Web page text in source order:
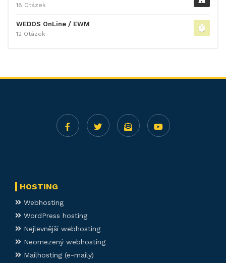
18 Otázek
WEDOS OnLine / EWM
12 Otázek
HOSTING
Webhosting
WordPress hosting
Nejlevnější webhosting
Neomezený webhosting
Mailhosting (e-maily)